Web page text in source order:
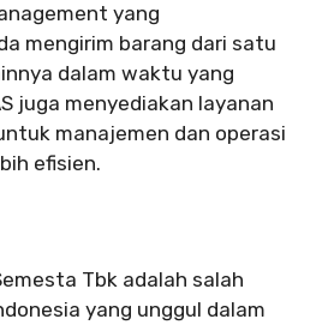
yang
mengirim barang dari satu
dalam waktu yang
juga menyediakan layanan
manajemen dan operasi
efisien.
Tbk adalah salah
yang unggul dalam